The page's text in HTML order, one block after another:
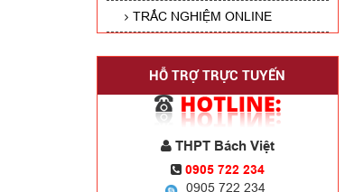
TRẮC NGHIỆM ONLINE
HỖ TRỢ TRỰC TUYẾN
THPT Bách Việt
0905 722 234
0905 722 234